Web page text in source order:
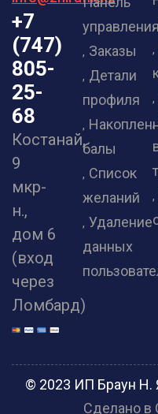
+7
(747)
805-
25-
68
Костанай,
9
мкр-
н.,
дом 6
(вход
через
Ломбард)
управления
Заказы
Детали
профиля
балы
Список
желаний
Удаление
данных
© 2023 ИП Браун Н.
Сделано в